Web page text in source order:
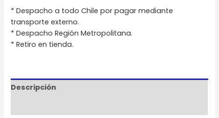
* Despacho a todo Chile por pagar mediante
transporte externo.
* Despacho Región Metropolitana.
* Retiro en tienda.
Descripción